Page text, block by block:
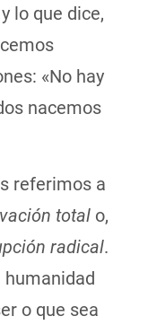
lo que dice,
«No hay
nacemos
referimos a
total o,
radical.
humanidad
o que sea